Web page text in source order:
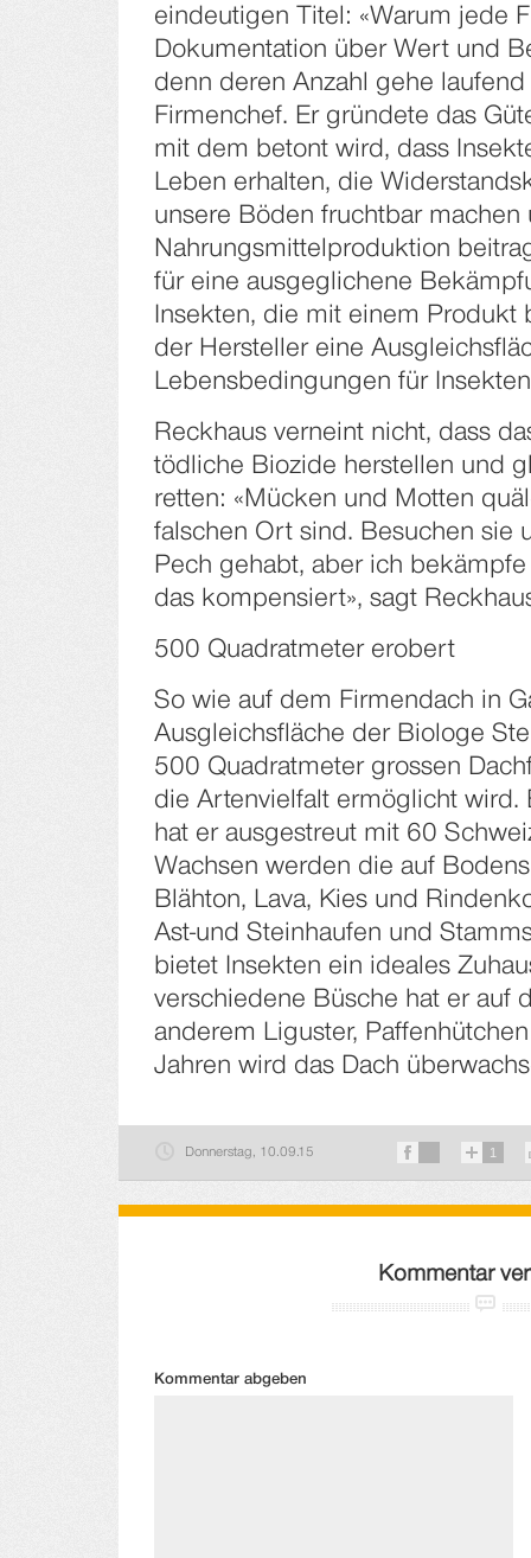
eindeutigen Titel: «Warum jede
Dokumentation über Wert und
denn deren Anzahl gehe
Firmenchef. Er gründete das
mit dem betont wird, dass
Leben erhalten, die
unsere Böden fruchtbar machen
Nahrungsmittelproduktion
für eine ausgeglichene
Insekten, die mit einem Produkt
der Hersteller eine
Lebensbedingungen für
Reckhaus verneint nicht, dass
tödliche Biozide herstellen und
retten: «Mücken und Motten
falschen Ort sind. Besuchen sie
Pech gehabt, aber ich
das kompensiert», sagt
500 Quadratmeter erobert
So wie auf dem Firmendach in
Ausgleichsfläche der Biologe
500 Quadratmeter grossen
die Artenvielfalt ermöglicht wird.
hat er ausgestreut mit 60
Wachsen werden die auf
Blähton, Lava, Kies und
Ast-und Steinhaufen und
bietet Insekten ein ideales
verschiedene Büsche hat er auf
anderem Liguster,
Jahren wird das Dach
Donnerstag, 10.09.15 1
Kommentar
Kommentar abgeben